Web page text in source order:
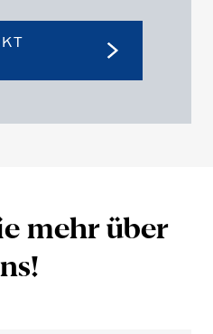
mehr über